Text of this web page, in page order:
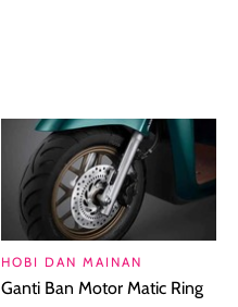
HOBI DAN MAINAN
Ganti Ban Motor Matic Ring